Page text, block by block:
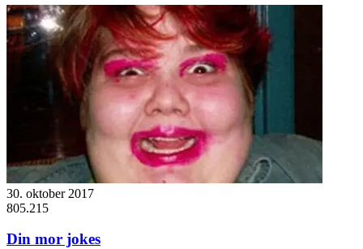
30. oktober 2017
805.215
Din mor jokes